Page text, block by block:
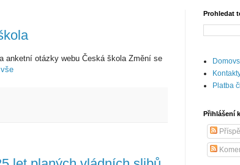
anketní otázky webu Česká škola Změní se
Prohledat
Platba
Přihlášení